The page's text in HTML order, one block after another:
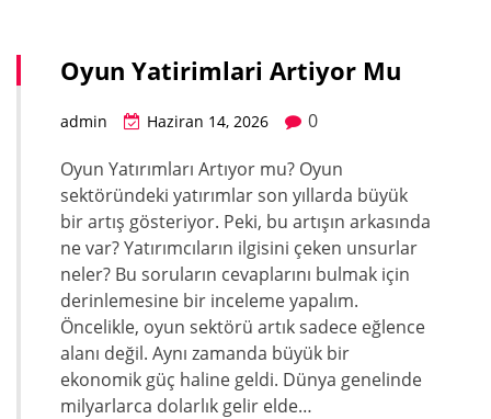
Oyun Yatirimlari Artiyor Mu
admin Haziran 14, 2026
0
Oyun Yatırımları Artıyor mu? Oyun
sektöründeki yatırımlar son yıllarda büyük
bir artış gösteriyor. Peki, bu artışın arkasında
ne var? Yatırımcıların ilgisini çeken unsurlar
neler? Bu soruların cevaplarını bulmak için
derinlemesine bir inceleme yapalım.
Öncelikle, oyun sektörü artık sadece eğlence
alanı değil. Aynı zamanda büyük bir
ekonomik güç haline geldi. Dünya genelinde
milyarlarca dolarlık gelir elde…